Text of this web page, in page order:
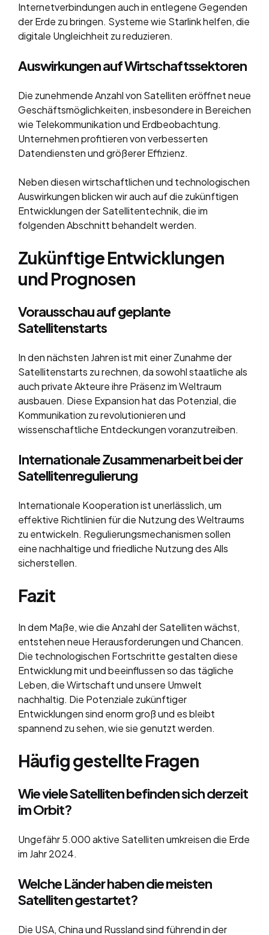
Internetverbindungen auch in entlegene Gegenden
der Erde zu bringen. Systeme wie Starlink helfen, die
digitale Ungleichheit zu reduzieren.
Auswirkungen auf Wirtschaftssektoren
Die zunehmende Anzahl von Satelliten eröffnet neue
Geschäftsmöglichkeiten, insbesondere in Bereichen
wie Telekommunikation und Erdbeobachtung.
Unternehmen profitieren von verbesserten
Datendiensten und größerer Effizienz.
Neben diesen wirtschaftlichen und technologischen
Auswirkungen blicken wir auch auf die zukünftigen
Entwicklungen der Satellitentechnik, die im
folgenden Abschnitt behandelt werden.
Zukünftige Entwicklungen
und Prognosen
Vorausschau auf geplante
Satellitenstarts
In den nächsten Jahren ist mit einer Zunahme der
Satellitenstarts zu rechnen, da sowohl staatliche als
auch private Akteure ihre Präsenz im Weltraum
ausbauen. Diese Expansion hat das Potenzial, die
Kommunikation zu revolutionieren und
wissenschaftliche Entdeckungen voranzutreiben.
Internationale Zusammenarbeit bei der
Satellitenregulierung
Internationale Kooperation ist unerlässlich, um
effektive Richtlinien für die Nutzung des Weltraums
zu entwickeln. Regulierungsmechanismen sollen
eine nachhaltige und friedliche Nutzung des Alls
sicherstellen.
Fazit
In dem Maße, wie die Anzahl der Satelliten wächst,
entstehen neue Herausforderungen und Chancen.
Die technologischen Fortschritte gestalten diese
Entwicklung mit und beeinflussen so das tägliche
Leben, die Wirtschaft und unsere Umwelt
nachhaltig. Die Potenziale zukünftiger
Entwicklungen sind enorm groß und es bleibt
spannend zu sehen, wie sie genutzt werden.
Häufig gestellte Fragen
Wie viele Satelliten befinden sich derzeit
im Orbit?
Ungefähr 5.000 aktive Satelliten umkreisen die Erde
im Jahr 2024.
Welche Länder haben die meisten
Satelliten gestartet?
Die USA, China und Russland sind führend in der